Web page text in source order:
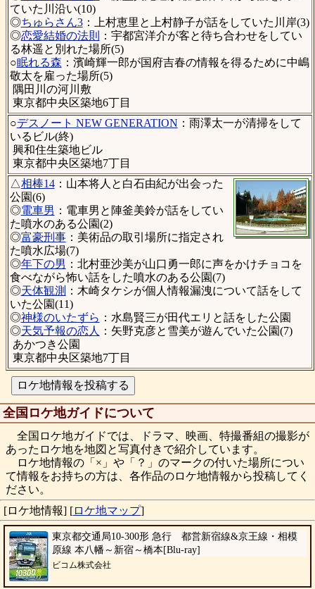
ていた川沿い(10)
◎ちゅらさん3：上村恵里と上村静子が話をしていた川岸(3)
◎恋愛結婚の法則
：宇都宮洋介が客と待ち合わせをしてい
る林遥と別れた場所(5)
○眠れる森 ：濱崎輝一郎が国府吉春の情報を得るために中嶋
敬太を雇った場所(5)
隅田川の河川敷
東京都中央区築地6丁目
○デスノート NEW GENERATION ：雨澤太一が清掃をして
いるビル(終)
興和住生築地ビル
東京都中央区築地7丁目
△相棒14：山本将人と白石由紀が出会った
公園(6)
◎電車男 ：電車男と陣釜美鈴が話をしてい
た噴水のある公園(2)
◎富豪刑事：美術品の取引場所に指定され
た噴水広場(7)
◎年下の男 ：北村亜沙美が山口勇一郎に声をかけチョコを
食べながら怖い話をした噴水のある公園(7)
◎天体観測 ：木崎タケシが個人情報漏洩について話をして
いた公園(11)
◎神様のいたずら ：水島賢三が田代エリと話をした公園
◎天気予報の恋人
：矢野克彦と雪美が遊んでいた公園(7)
あかつき公園
東京都中央区築地7丁目
全国ロケ地ガイドについて
全国ロケ地ガイドでは、ドラマ、映画、特撮番組の撮影が
あったロケ地を地図と写真付きで紹介しています。
ロケ地情報の「×」や「？」のマークの付いた場所につい
て情報をお持ちの方は、各作品のロケ地情報から投稿してく
ださい。
[ロケ地情報] [ロケ地マップ]
東京都交通局10-300形 急行 都営新宿線&京王線・相模
原線 本八幡～新宿～橋本[Blu-ray]
ビコム株式会社